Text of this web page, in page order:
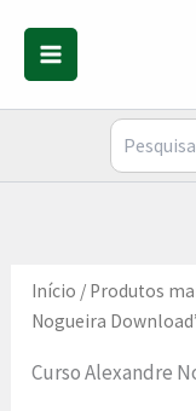
conteúdo
Início / Produtos
Nogueira
Curso Alexandre